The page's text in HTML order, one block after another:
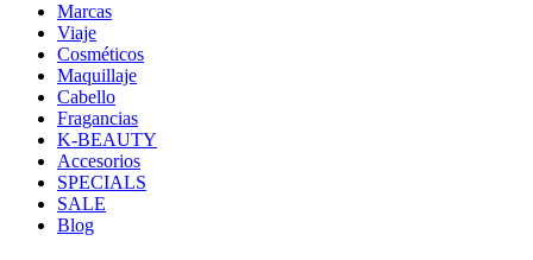
Marcas
Viaje
Cosméticos
Maquillaje
Cabello
Fragancias
K-BEAUTY
Accesorios
SPECIALS
SALE
Blog